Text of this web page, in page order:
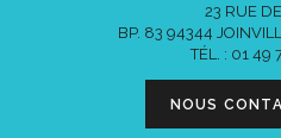
23 RUE
BP. 83 94344
TÉL. : 01 49
NOUS